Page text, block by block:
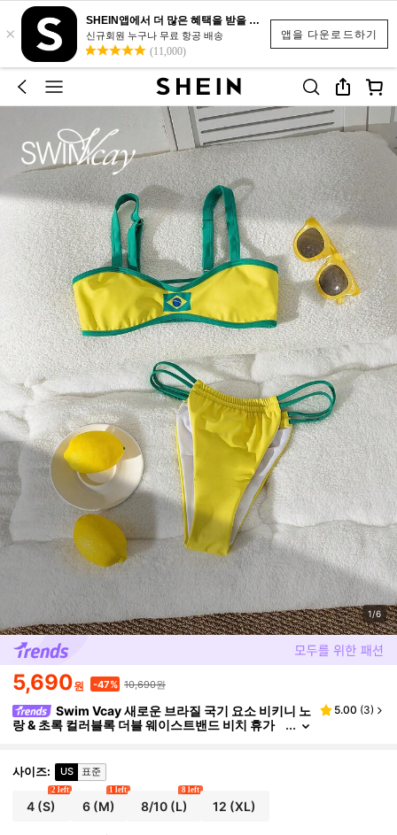
앱을 다운로드하기
×
SHEIN앱에서 더 많은 혜택을 받을 수 있어요.
신규회원 누구나 무료 항공 배송
(11,000)
1/6
5,690원 -47% 10,690원
Swim Vcay 새로운 브라질 국기 요소 비키니 노
랑 & 초록 컬러블록 더블 웨이스트밴드 비치 휴가
5.00 (3)
사이즈: US 표준
4 (S)
2 left
6 (M)
1 left
8/10(L)
8 left
12 (XL)